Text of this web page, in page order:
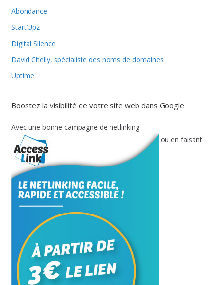
Abondance
Start’Upz
Digital Silence
David Chelly, spécialiste des noms de domaines
Uptime
Boostez la visibilité de votre site web dans Google
Avec une bonne campagne de netlinking
ou en faisant